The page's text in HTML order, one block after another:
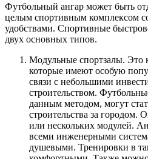
Футбольный ангар может быть
целым спортивным комплексом
удобствами. Спортивные
двух основных типов.
Модульные спортзалы. Это
которые имеют особую
связи с небольшими
строительством.
данным методом, могут
строительства за городом.
или нескольких модулей.
всеми инженерными
душевыми. Тренировки в